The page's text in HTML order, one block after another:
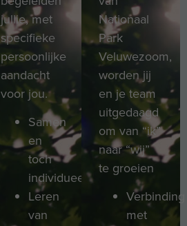
jullie, met
specifieke
persoonlijke
aandacht
voor jou.
Samen
en
toch
individueel
Leren
van
Nationaal
Park
Veluwezoom,
worden jij
en je team
uitgedaagd
om van “ik”
naar “wij”
te groeien
Verbinding
met